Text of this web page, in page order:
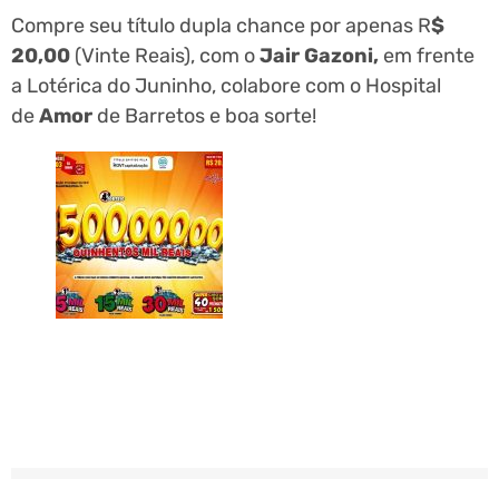
Compre seu título dupla chance por apenas R$
20,00 (Vinte Reais), com oJair Gazoni, em frente
a Lotérica do Juninho, colabore com o Hospital
deAmor de Barretos e boa sorte!